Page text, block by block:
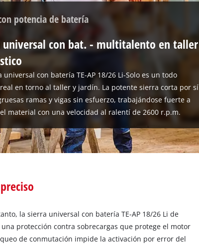
potencia de batería
universal con bat. - multitalento en taller
universal con batería TE-AP 18/26 Li-Solo es un todo
en torno al taller y jardín. La potente sierra corta por sí
ramas y vigas sin esfuerzo, trabajándose fuerte a
material con una velocidad al ralentí de 2600 r.p.m.
la sierra universal con batería TE-AP 18/26 Li de
protección contra sobrecargas que protege el motor
de conmutación impide la activación por error del